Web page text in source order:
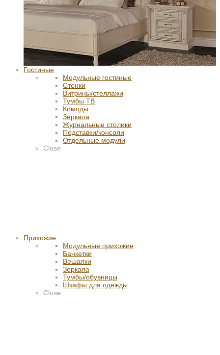
Гостиные
Модульные гостиные
Стенки
Витрины/стеллажи
Тумбы ТВ
Комоды
Зеркала
Журнальные столики
Подставки/консоли
Отдельные модули
Close
Прихожие
Модульные прихожие
Банкетки
Вешалки
Зеркала
Тумбы/обувницы
Шкафы для одежды
Close